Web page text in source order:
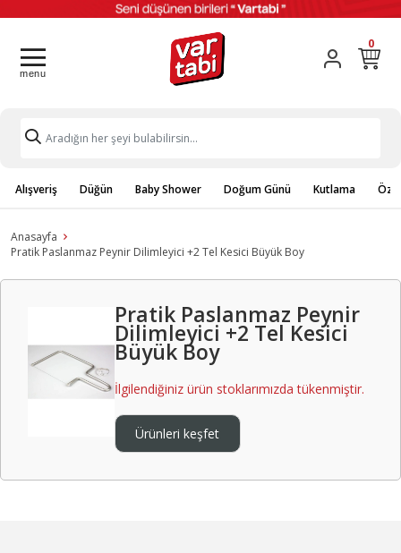
0
Alışveriş Düğün Baby Shower Doğum Günü Kutlama
Anasayfa
Pratik Paslanmaz Peynir Dilimleyici +2 Tel Kesici Büyük Boy
Pratik Paslanmaz Peynir
Dilimleyici +2 Tel Kesici
Büyük Boy
İlgilendiğiniz ürün stoklarımızda tükenmiştir.
Ürünleri keşfet